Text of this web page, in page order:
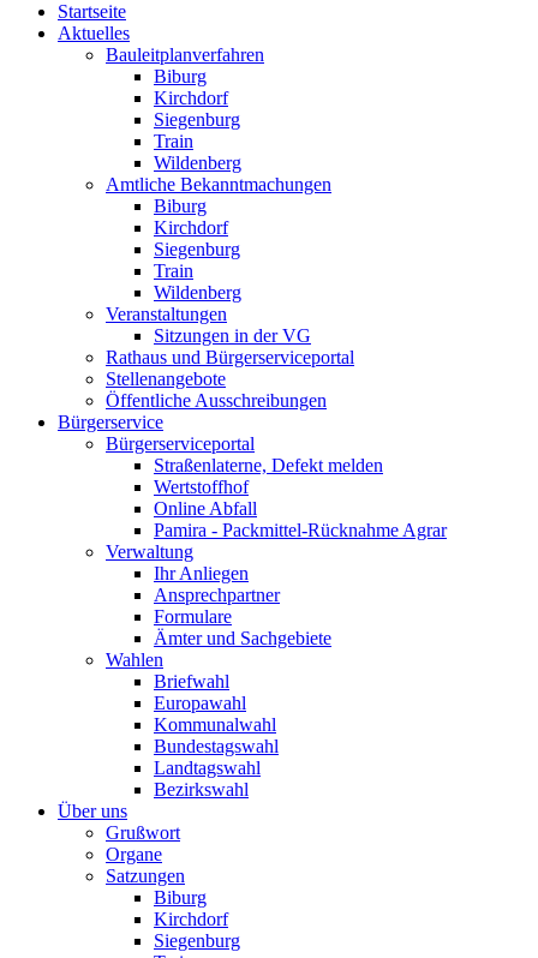
Startseite
Aktuelles
Bauleitplanverfahren
Biburg
Kirchdorf
Siegenburg
Train
Wildenberg
Amtliche Bekanntmachungen
Biburg
Kirchdorf
Siegenburg
Train
Wildenberg
Veranstaltungen
Sitzungen in der VG
Rathaus und Bürgerserviceportal
Stellenangebote
Öffentliche Ausschreibungen
Bürgerservice
Bürgerserviceportal
Straßenlaterne, Defekt melden
Wertstoffhof
Online Abfall
Pamira - Packmittel-Rücknahme Agrar
Verwaltung
Ihr Anliegen
Ansprechpartner
Formulare
Ämter und Sachgebiete
Wahlen
Briefwahl
Europawahl
Kommunalwahl
Bundestagswahl
Landtagswahl
Bezirkswahl
Über uns
Grußwort
Organe
Satzungen
Biburg
Kirchdorf
Siegenburg